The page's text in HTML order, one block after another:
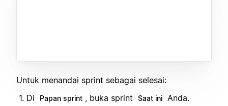
Untuk menandai sprint sebagai selesai:
Di
Papan sprint , buka sprint Saat ini
Anda.